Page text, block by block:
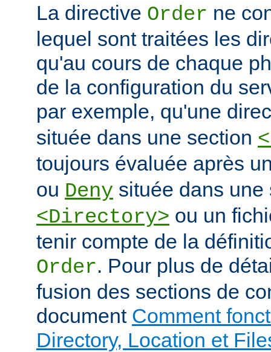
La directive Order ne
lequel sont traitées les
qu'au cours de chaque
de la configuration du
par exemple, qu'une
située dans une section
toujours évaluée après
ou Deny située dans une
<Directory> ou un
tenir compte de la
Order. Pour plus de
fusion des sections de
document Comment
Directory, Location et